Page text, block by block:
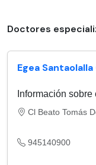
Doctores
Egea
Información
Cl Beato Tomás
945140900